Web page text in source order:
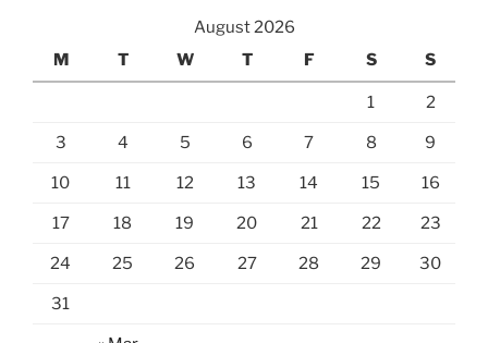
August 2026
M
T W T F S S
1 2
3 4 5 6 7 8 9
10 11 12 13 14 15 16
17 18 19 20 21 22 23
24 25 26 27 28 29 30
31